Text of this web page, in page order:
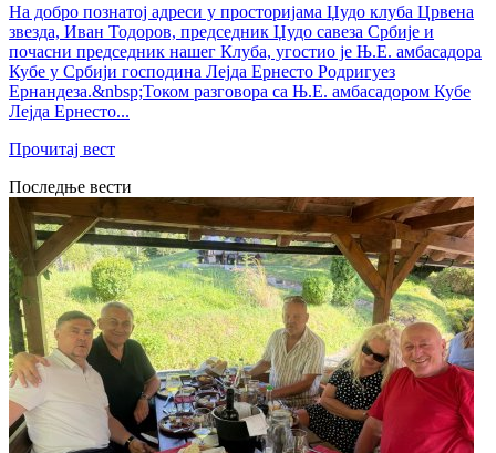
На добро познатој адреси у просторијама Џудо клуба Црвена
звезда, Иван Тодоров, председник Џудо савеза Србије и
почасни председник нашег Клуба, угостио је Њ.Е. амбасадора
Кубе у Србији господина Лејда Ернесто Родригуез
Ернандеза.&nbsp;Током разговора са Њ.Е. амбасадором Кубе
Лејда Ернесто...
Прочитај вест
Последње вести